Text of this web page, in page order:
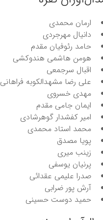
ارمان محمدی
دانیال مهرجردی
حامد رئوفیان مقدم
هومن هاشمی هندوکشی
اقبال سرجمعی
علی رضا مشهدالکوبه فراهانی
مهدی خسروی
ایمان جامی مقدم
امیر کفشدار گوهرشادی
محمد استاد محمدی
پویا مصدق
زینب میری
پرنیان یوسفی
صدرا علیمی عقدائی
آرش پور ضرابی
حمید دوست حسینی